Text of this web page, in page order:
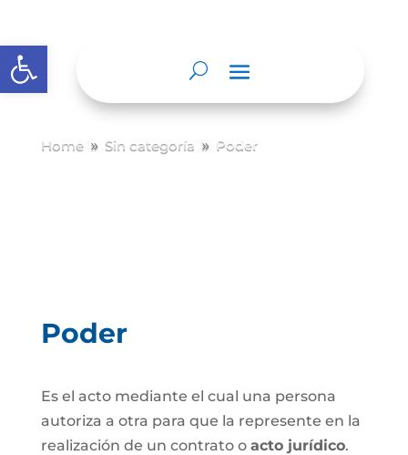
Abrir barra de herramientas
Home 9 Sin categoría 9 Poder
Poder
Es el acto mediante el cual una persona
autoriza a otra para que la represente en la
realización de un contrato o acto jurídico.